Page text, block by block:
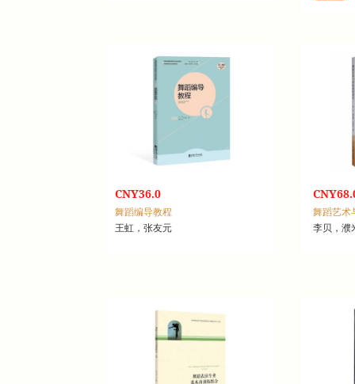
CNY36.0
舞蹈编导教程
王虹，张友元
舞蹈艺术
李贝，濮